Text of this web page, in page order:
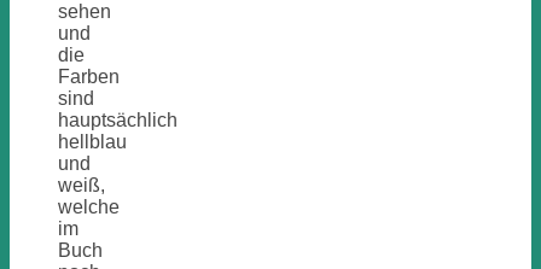
sehen
und
die
Farben
sind
hauptsächlich
hellblau
und
weiß,
welche
im
Buch